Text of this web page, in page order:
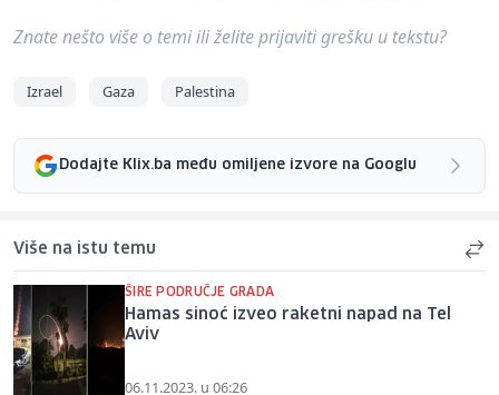
Znate nešto više o temi ili želite prijaviti grešku u tekstu?
Izrael Gaza Palestina
Dodajte Klix.ba među omiljene izvore na Googlu
Više na istu temu
ŠIRE PODRUČJE GRADA
Hamas sinoć izveo raketni napad na Tel
Aviv
06.11.2023. u 06:26